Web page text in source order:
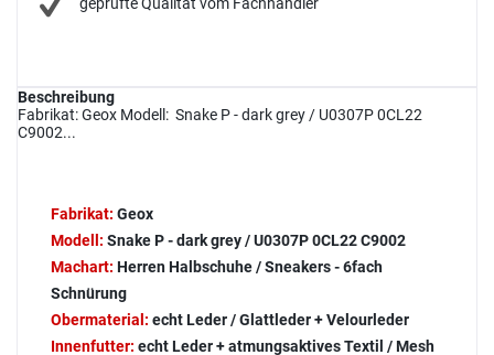
geprüfte Qualität vom Fachhändler
Beschreibung
Fabrikat: Geox Modell: Snake P - dark grey / U0307P 0CL22
C9002...
Fabrikat: Geox
Modell: Snake P - dark grey / U0307P 0CL22 C9002
Machart: Herren Halbschuhe / Sneakers - 6fach
Schnürung
Obermaterial: echt Leder / Glattleder + Velourleder
Innenfutter: echt Leder + atmungsaktives Textil / Mesh